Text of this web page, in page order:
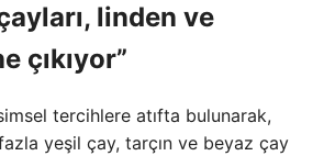
linden ve
çıkıyor”
tercihlere atıfta bulunarak,
yeşil çay, tarçın ve beyaz çay